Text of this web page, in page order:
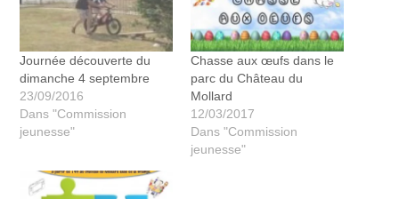
Journée découverte du
dimanche 4 septembre
23/09/2016
Dans "Commission
jeunesse"
Chasse aux œufs dans le
parc du Château du
Mollard
12/03/2017
Dans "Commission
jeunesse"